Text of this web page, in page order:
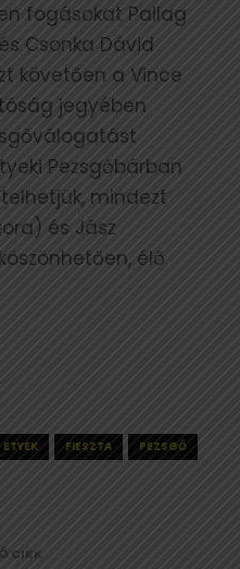
fogásokat Pallag
Csonka Dávid
követően a Vince
jegyében
Pezsgőbárban
mindezt
és Jász
élő
ETYEK FIESZTA
PEZSGŐ
CIKK